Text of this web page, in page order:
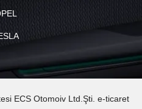
ECS Otomoiv Ltd.Şti. e-ticaret